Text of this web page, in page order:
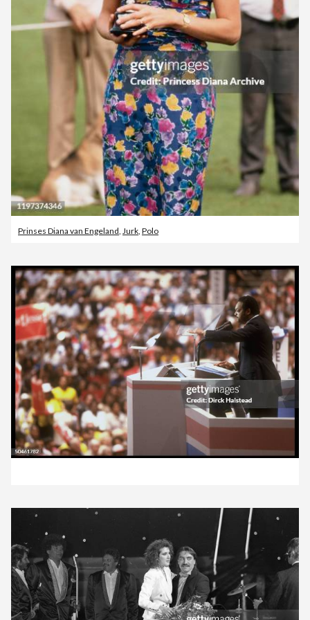
Prinses Diana van Engeland, Jurk, Polo